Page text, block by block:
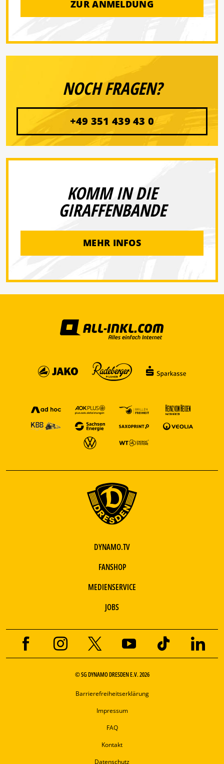
ZUR ANMELDUNG
NOCH FRAGEN?
+49 351 439 43 0
KOMM IN DIE
GIRAFFENBANDE
MEHR INFOS
DYNAMO.TV
FANSHOP
MEDIENSERVICE
JOBS
© SG DYNAMO DRESDEN E.V. 2026
Barrierefreiheitserklärung
Impressum
FAQ
Kontakt
Datenschutz